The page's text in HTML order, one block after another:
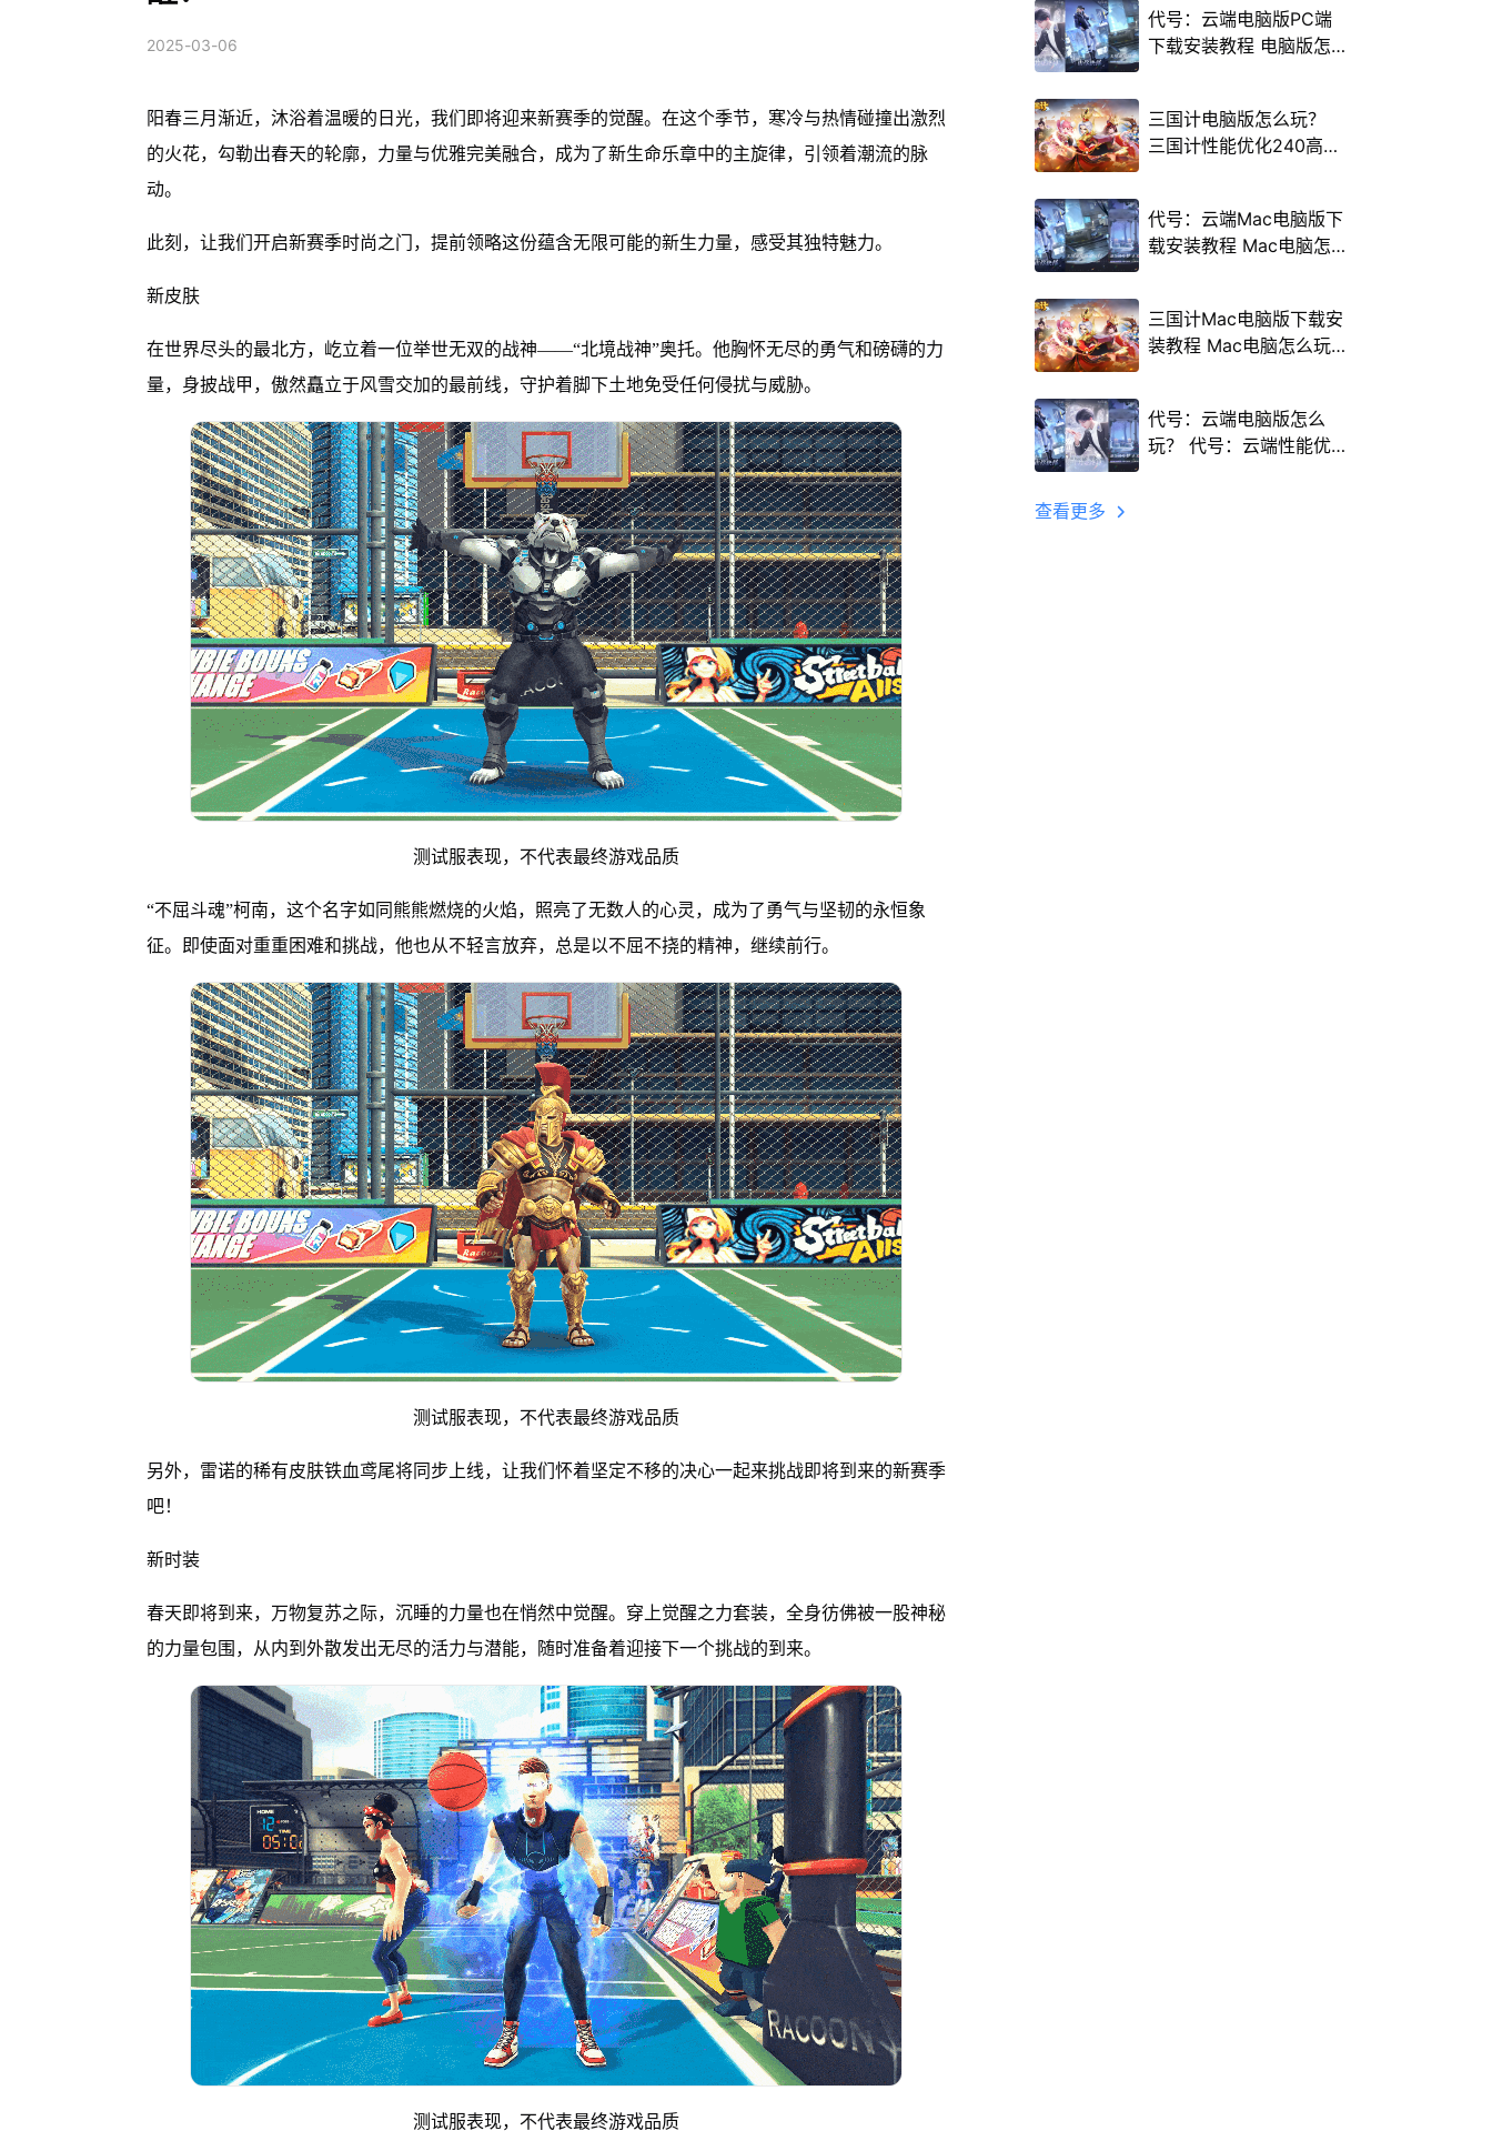
2025-03-06
阳春三月渐近，沐浴着温暖的日光，我们即将迎来新赛季的觉醒。在这个季节，寒冷与热情碰撞出激烈
的火花，勾勒出春天的轮廓，力量与优雅完美融合，成为了新生命乐章中的主旋律，引领着潮流的脉
动。
此刻，让我们开启新赛季时尚之门，提前领略这份蕴含无限可能的新生力量，感受其独特魅力。
新皮肤
在世界尽头的最北方，屹立着一位举世无双的战神——“北境战神”奥托。他胸怀无尽的勇气和磅礴的力
量，身披战甲，傲然矗立于风雪交加的最前线，守护着脚下土地免受任何侵扰与威胁。
测试服表现，不代表最终游戏品质
“不屈斗魂”柯南，这个名字如同熊熊燃烧的火焰，照亮了无数人的心灵，成为了勇气与坚韧的永恒象
征。即使面对重重困难和挑战，他也从不轻言放弃，总是以不屈不挠的精神，继续前行。
测试服表现，不代表最终游戏品质
另外，雷诺的稀有皮肤铁血鸢尾将同步上线，让我们怀着坚定不移的决心一起来挑战即将到来的新赛季
吧！
新时装
春天即将到来，万物复苏之际，沉睡的力量也在悄然中觉醒。穿上觉醒之力套装，全身彷佛被一股神秘
的力量包围，从内到外散发出无尽的活力与潜能，随时准备着迎接下一个挑战的到来。
测试服表现，不代表最终游戏品质
代号：云端电脑版PC端
下载安装教程 电脑版怎
三国计电脑版怎么玩？
三国计性能优化240高帧
代号：云端Mac电脑版下
载安装教程 Mac电脑怎
三国计Mac电脑版下载安
装教程 Mac电脑怎么玩
代号：云端电脑版怎么
玩？ 代号：云端性能优
查看更多